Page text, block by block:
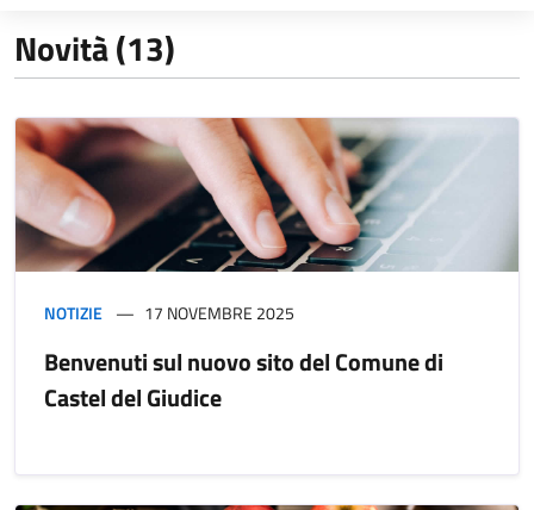
Novità (13)
NOTIZIE 17 NOVEMBRE 2025
Benvenuti sul nuovo sito del Comune di
Castel del Giudice